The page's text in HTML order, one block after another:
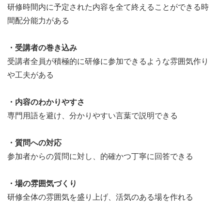
研修時間内に予定された内容を全て終えることができる時
間配分能力がある
・受講者の巻き込み
受講者全員が積極的に研修に参加できるような雰囲気作り
や工夫がある
・内容のわかりやすさ
専門用語を避け、分かりやすい言葉で説明できる
・質問への対応
参加者からの質問に対し、的確かつ丁寧に回答できる
・場の雰囲気づくり
研修全体の雰囲気を盛り上げ、活気のある場を作れる